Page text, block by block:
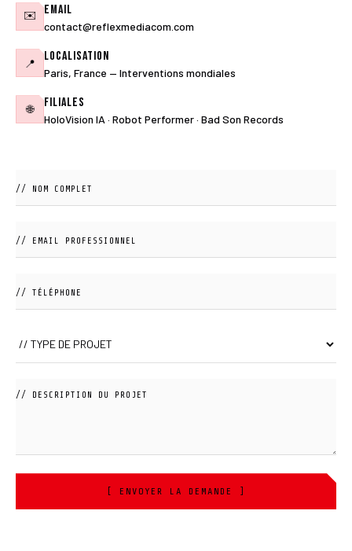
✉️ Email
contact@reflexmediacom.com
📍 Localisation
Paris, France — Interventions mondiales
🌐 Filiales
HoloVision IA · Robot Performer · Bad Son Records
[ ENVOYER LA DEMANDE ]